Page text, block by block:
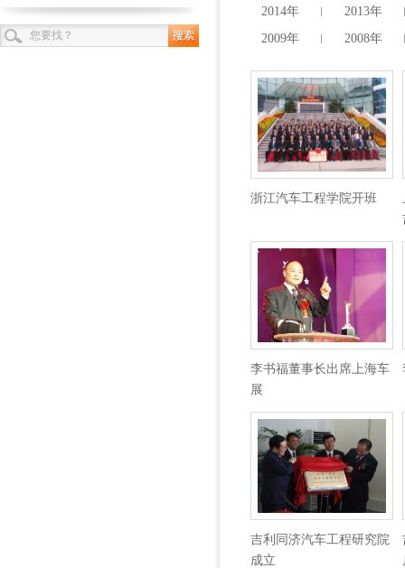
2014年
2013年
2009年
2008年
浙江汽车工程学院开班
李书福董事长出席上海车
展
吉利同济汽车工程研究院
成立